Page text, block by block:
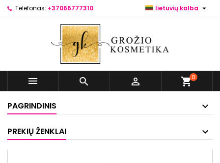
Telefonas: +37066777310 lietuvių kalba 
   shopping_cart0
PAGRINDINIS
PREKIŲ ŽENKLAI